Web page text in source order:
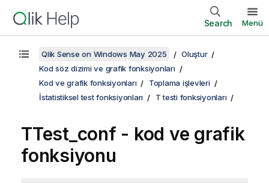
Search Menü
Qlik Sense on Windows May 2025
Oluştur
Kod söz dizimi ve grafik fonksiyonları
Kod ve grafik fonksiyonları
Toplama işlevleri
İstatistiksel test fonksiyonları
T testi fonksiyonları
TTest_conf - kod ve grafik
fonksiyonu